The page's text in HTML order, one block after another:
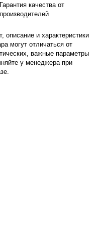
Гарантия качества от
производителей
описание и характеристики
могут отличаться от
важные параметры
у менеджера при